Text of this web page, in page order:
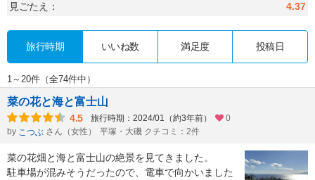
見ごたえ：
4.37
旅行時期 いいね数 満足度 投稿日
1～20件（全74件中）
菜の花と海と富士山
4.5 旅行時期：2024/01（約3年前）
0
by こつぶ さん（女性） 平塚・大磯 クチコミ：2件
菜の花畑と海と富士山の絶景を見てきました。
駐車場が混みそうだったので、電車で向かいました